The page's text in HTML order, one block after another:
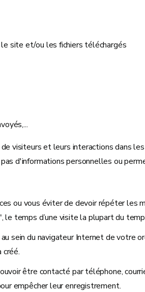
site et/ou les fichiers téléchargés
visiteurs et leurs interactions dans
d'informations personnelles ou
ou vous éviter de devoir répéter les
temps d’une visite la plupart du
sein du navigateur Internet de votre
être contacté par téléphone,
empêcher leur enregistrement.